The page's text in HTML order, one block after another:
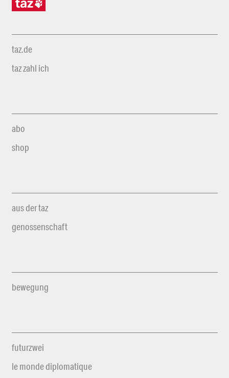
taz.de
taz zahl ich
abo
shop
aus der taz
genossenschaft
bewegung
futurzwei
le monde diplomatique